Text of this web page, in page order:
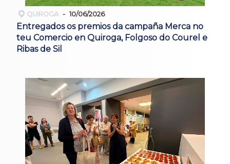
QUIROGA 10/06/2026
Entregados os premios da campaña Merca no
teu Comercio en Quiroga, Folgoso do Courel e
Ribas de Sil